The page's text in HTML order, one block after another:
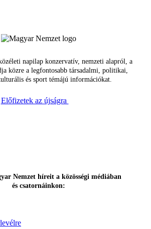
napilap konzervatív, nemzeti alapról, a
közre a legfontosabb társadalmi, politikai,
és sport témájú információkat.
Előfizetek az újságra
Nemzet híreit a közösségi médiában
és csatornáinkon: